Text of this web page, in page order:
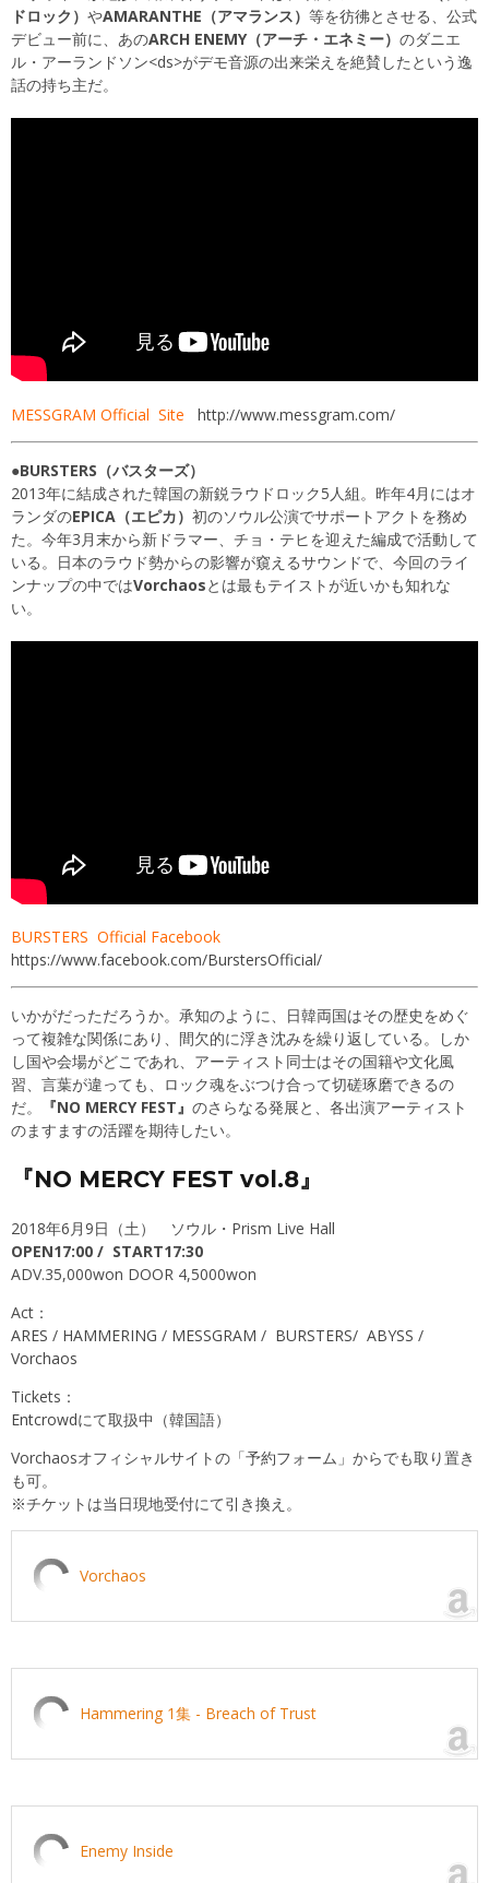
ドロック） やAMARANTHE（アマランス） 等を彷彿とさせる、公式
デビュー前に、あのARCH ENEMY（アーチ・エネミー） のダニエ
ル・アーランドソン<ds>がデモ音源の出来栄えを絶賛したという逸
話の持ち主だ。
MESSGRAM Official Site http://www.messgram.com/
●BURSTERS（バスターズ）
2013年に結成された韓国の新鋭ラウドロック5人組。昨年4月にはオ
ランダのEPICA（エピカ） 初のソウル公演でサポートアクトを務め
た。今年3月末から新ドラマー、チョ・テヒを迎えた編成で活動して
いる。日本のラウド勢からの影響が窺えるサウンドで、今回のライ
ンナップの中ではVorchaosとは最もテイストが近いかも知れな
い。
BURSTERS Official Facebook
https://www.facebook.com/BurstersOfficial/
いかがだっただろうか。承知のように、日韓両国はその歴史をめぐ
って複雑な関係にあり、間欠的に浮き沈みを繰り返している。しか
し国や会場がどこであれ、アーティスト同士はその国籍や文化風
習、言葉が違っても、ロック魂をぶつけ合って切磋琢磨できるの
だ。
『NO MERCY FEST』 のさらなる発展と、各出演アーティスト
のますますの活躍を期待したい。
『NO MERCY FEST vol.8』
2018年6月9日（土） ソウル・Prism Live Hall
OPEN17:00 / START17:30
ADV.35,000won DOOR 4,5000won
Act：
ARES / HAMMERING / MESSGRAM / BURSTERS/ ABYSS /
Vorchaos
Tickets：
Entcrowdにて取扱中（韓国語）
Vorchaosオフィシャルサイトの 「予約フォーム」 からでも取り置き
も可。
※チケットは当日現地受付にて引き換え。
Vorchaos
Hammering 1集 - Breach of Trust
Enemy Inside